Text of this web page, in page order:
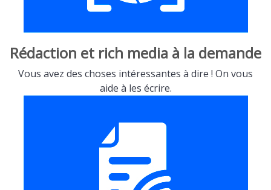
Rédaction et rich media à la demande
Vous avez des choses intéressantes à dire ! On vous
aide à les écrire.